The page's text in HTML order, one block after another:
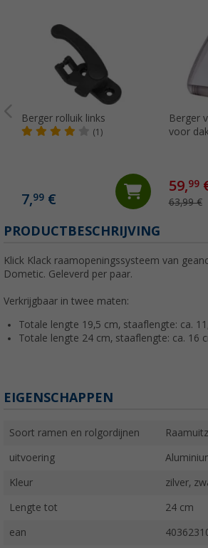
Berger rolluik links
(1)
7,99 €
Berger
voor
59,99
63,99 €
PRODUCTBESCHRIJVING
Klick Klack raamopeningssysteem van
Dometic. Geleverd per paar.
Verkrijgbaar in twee maten:
Totale lengte 19,5 cm, staaflengte: ca.
Totale lengte 24 cm, staaflengte: ca. 16
EIGENSCHAPPEN
Soort ramen en rolgordijnen
uitvoering
Kleur zilver,
Lengte tot 24 cm
ean